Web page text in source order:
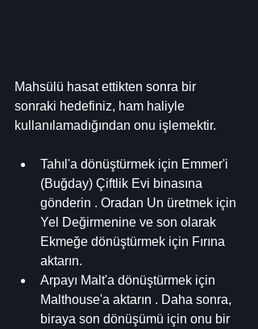
Mahsülü hasat ettikten sonra bir
sonraki hedefiniz, ham haliyle
kullanılamadığından onu işlemektir.
Tahıl'a dönüştürmek için Emmer'i
(Buğday) Çiftlik Evi binasına
gönderin . Oradan Un üretmek için
Yel Değirmenine ve son olarak
Ekmeğe dönüştürmek için Fırına
aktarın.
Arpayı Malt'a dönüştürmek için
Malthouse'a aktarın . Daha sonra,
biraya son dönüşümü için onu bir